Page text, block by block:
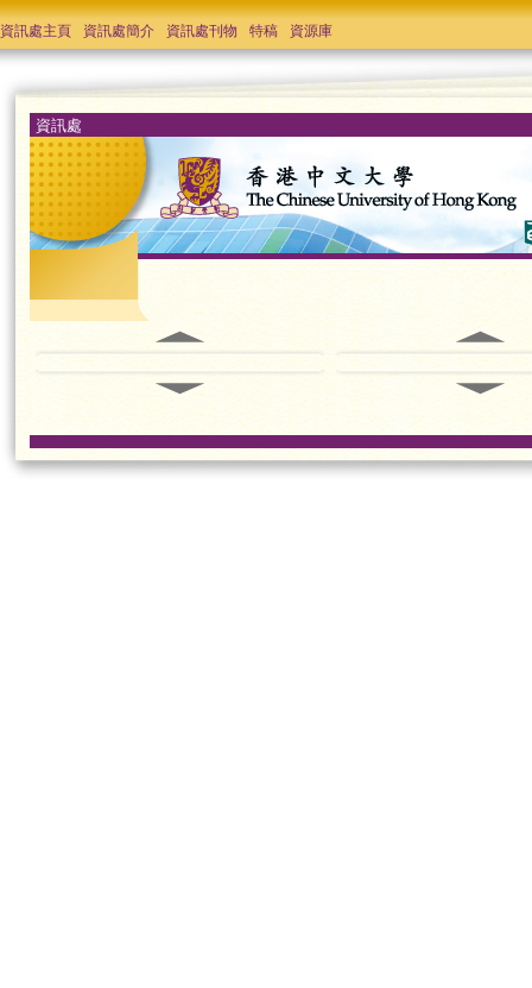
資訊處主頁 資訊處簡介 資訊處刊物 特稿 資源庫
資訊處